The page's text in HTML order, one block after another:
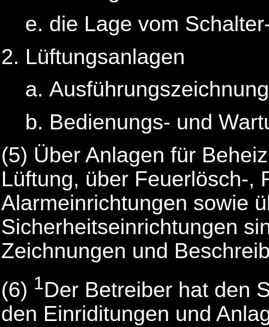
die Lage vom
Lüftungsanlagen
Bedienungs- und
(5) Über Anlagen für
Lüftung, über Feuerlösch-,
Alarmeinrichtungen sowie
Sicherheitseinrichtungen
Zeichnungen und
(6) 1Der Betreiber hat den
den Einriditungen und